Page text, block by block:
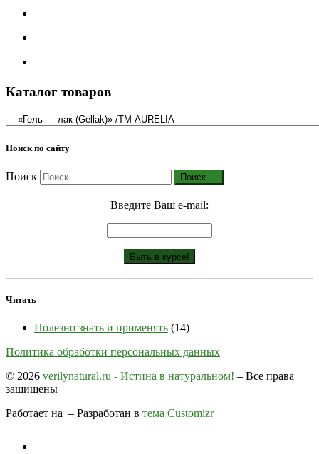
Каталог товаров
Поиск по сайту
Поиск Поиск …
Введите Ваш е-mail:
Читать
Полезно знать и применять (14)
Политика обработки персональных данных
© 2026 verilynatural.ru - Истина в натуральном! – Все права
защищены
Работает на – Разработан в тема Customizr